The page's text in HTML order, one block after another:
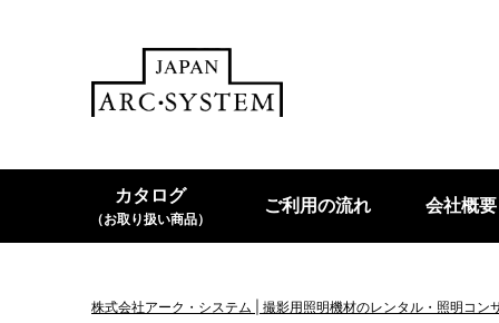
カタログ
（お取り扱い商品）
ご利用の流れ 会社概要
株式会社アーク・システム | 撮影用照明機材のレンタル・照明コン